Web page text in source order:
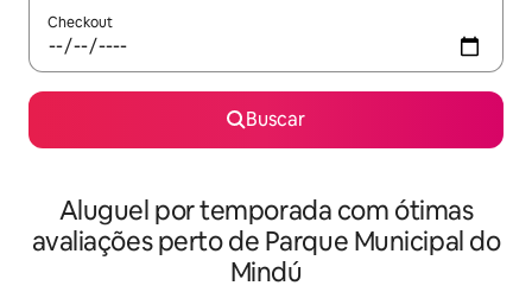
Checkout
Buscar
Aluguel por temporada com ótimas
avaliações perto de Parque Municipal do
Mindú